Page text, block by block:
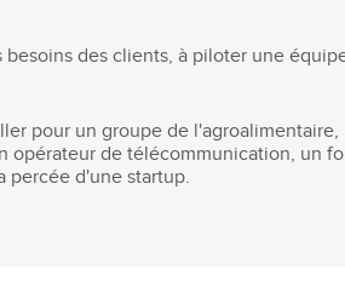
besoins des clients, à piloter une
pour un groupe de
opérateur de télécommunication, un
percée d'une startup.